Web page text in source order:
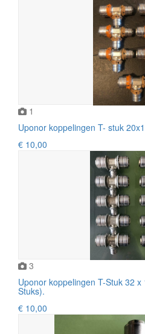
1
Uponor koppelingen T- stuk
€ 10,00
3
Uponor koppelingen T-Stuk 32
Stuks).
€ 10,00